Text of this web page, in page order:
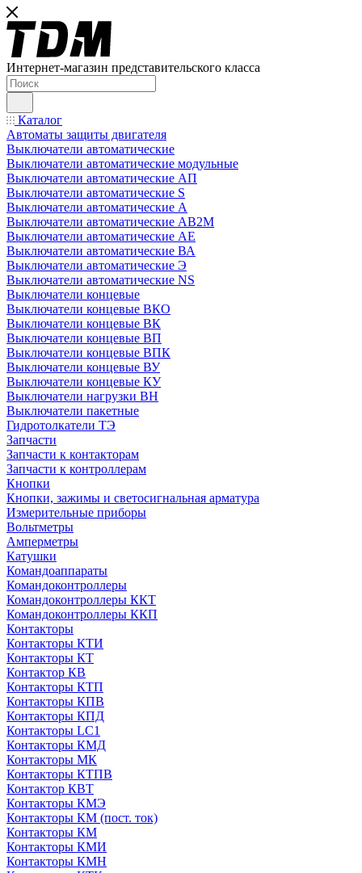
Интернет-магазин представительского класса
Каталог
Автоматы защиты двигателя
Выключатели автоматические
Выключатели автоматические модульные
Выключатели автоматические АП
Выключатели автоматические S
Выключатели автоматические А
Выключатели автоматические АВ2М
Выключатели автоматические АЕ
Выключатели автоматические ВА
Выключатели автоматические Э
Выключатели автоматические NS
Выключатели концевые
Выключатели концевые ВКО
Выключатели концевые ВК
Выключатели концевые ВП
Выключатели концевые ВПК
Выключатели концевые ВУ
Выключатели концевые КУ
Выключатели нагрузки ВН
Выключатели пакетные
Гидротолкатели ТЭ
Запчасти
Запчасти к контакторам
Запчасти к контроллерам
Кнопки
Кнопки, зажимы и светосигнальная арматура
Измерительные приборы
Вольтметры
Амперметры
Катушки
Командоаппараты
Командоконтроллеры
Командоконтроллеры ККТ
Командоконтроллеры ККП
Контакторы
Контакторы КТИ
Контакторы КТ
Контактор КВ
Контакторы КТП
Контакторы КПВ
Контакторы КПД
Контакторы LC1
Контакторы КМД
Контакторы МК
Контакторы КТПВ
Контактор КВТ
Контакторы КМЭ
Контакторы КМ (пост. ток)
Контакторы КМ
Контакторы КМИ
Контакторы КМН